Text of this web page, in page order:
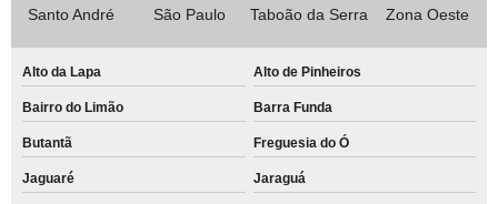
Santo André São Paulo Taboão da Serra Zona Oeste
Alto da Lapa Alto de Pinheiros
Bairro do Limão Barra Funda
Butantã Freguesia do Ó
Jaguaré Jaraguá